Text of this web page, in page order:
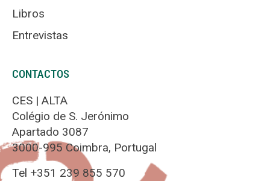
Libros
Entrevistas
CONTACTOS
CES | ALTA
Colégio de S. Jerónimo
Apartado 3087
3000-995 Coimbra, Portugal
Tel +351 239 855 570